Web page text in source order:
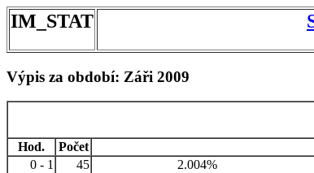
IM_STAT
Výpis za období: Záři 2009
Hod. Počet
0 - 1
45
2.004%